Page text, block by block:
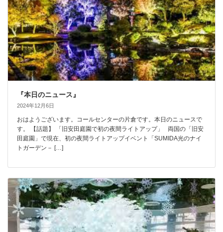
『本日のニュース』
2024年12月6日
おはようございます。コールセンターの片倉です。本日のニュースで
す。 【話題】 「旧安田庭園で初の夜間ライトアップ」 両国の「旧安
田庭園」で現在、初の夜間ライトアップイベント「SUMIDA光のナイ
トガーデン－ […]